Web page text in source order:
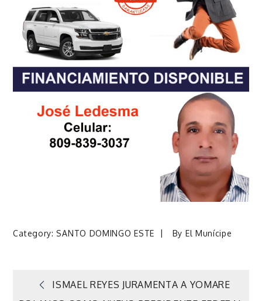
Category: SANTO DOMINGO ESTE By El Munícipe
Navegación
ISMAEL REYES JURAMENTA A YOMARE